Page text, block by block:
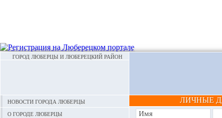
ГОРОД ЛЮБЕРЦЫ И ЛЮБЕРЕЦКИЙ РАЙОН
Новости города Люберцы
О городе Люберцы
ЛИЧНЫЕ